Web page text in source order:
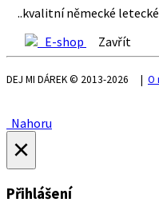
..kvalitní německé
E-shop
Zavřít
DEJ MI DÁREK © 2013-2026 | O
Nahoru
×
Přihlášení